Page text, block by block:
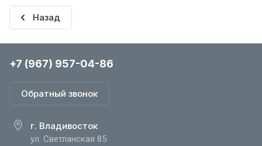
Назад
+7 (967) 957-04-86
Обратный звонок
г. Владивосток
ул. Светланская 85